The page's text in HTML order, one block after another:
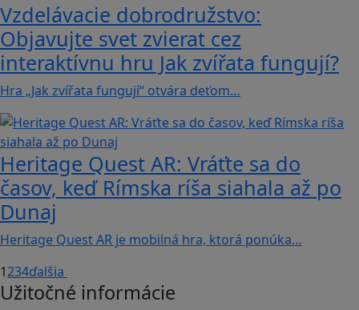
Vzdelávacie dobrodružstvo:
Objavujte svet zvierat cez
interaktívnu hru Jak zvířata fungují?
Hra „Jak zvířata fungují“ otvára deťom…
Heritage Quest AR: Vráťte sa do
časov, keď Rímska ríša siahala až po
Dunaj
Heritage Quest AR je mobilná hra, ktorá ponúka…
1234ďalšia
Užitočné informácie